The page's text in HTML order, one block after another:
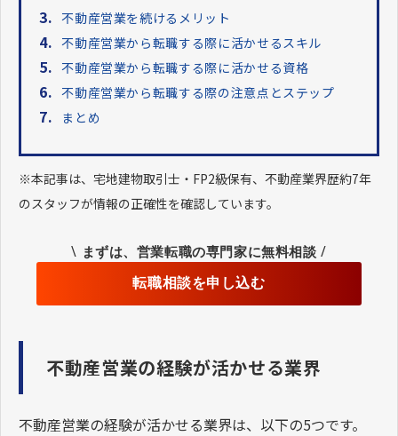
3. 不動産営業を続けるメリット
4. 不動産営業から転職する際に活かせるスキル
5. 不動産営業から転職する際に活かせる資格
6. 不動産営業から転職する際の注意点とステップ
7. まとめ
※本記事は、宅地建物取引士・FP2級保有、不動産業界歴約7年
のスタッフが情報の正確性を確認しています。
\ まずは、営業転職の専門家に無料相談 /
転職相談を申し込む
不動産営業の経験が活かせる業界
不動産営業の経験が活かせる業界は、以下の5つです。